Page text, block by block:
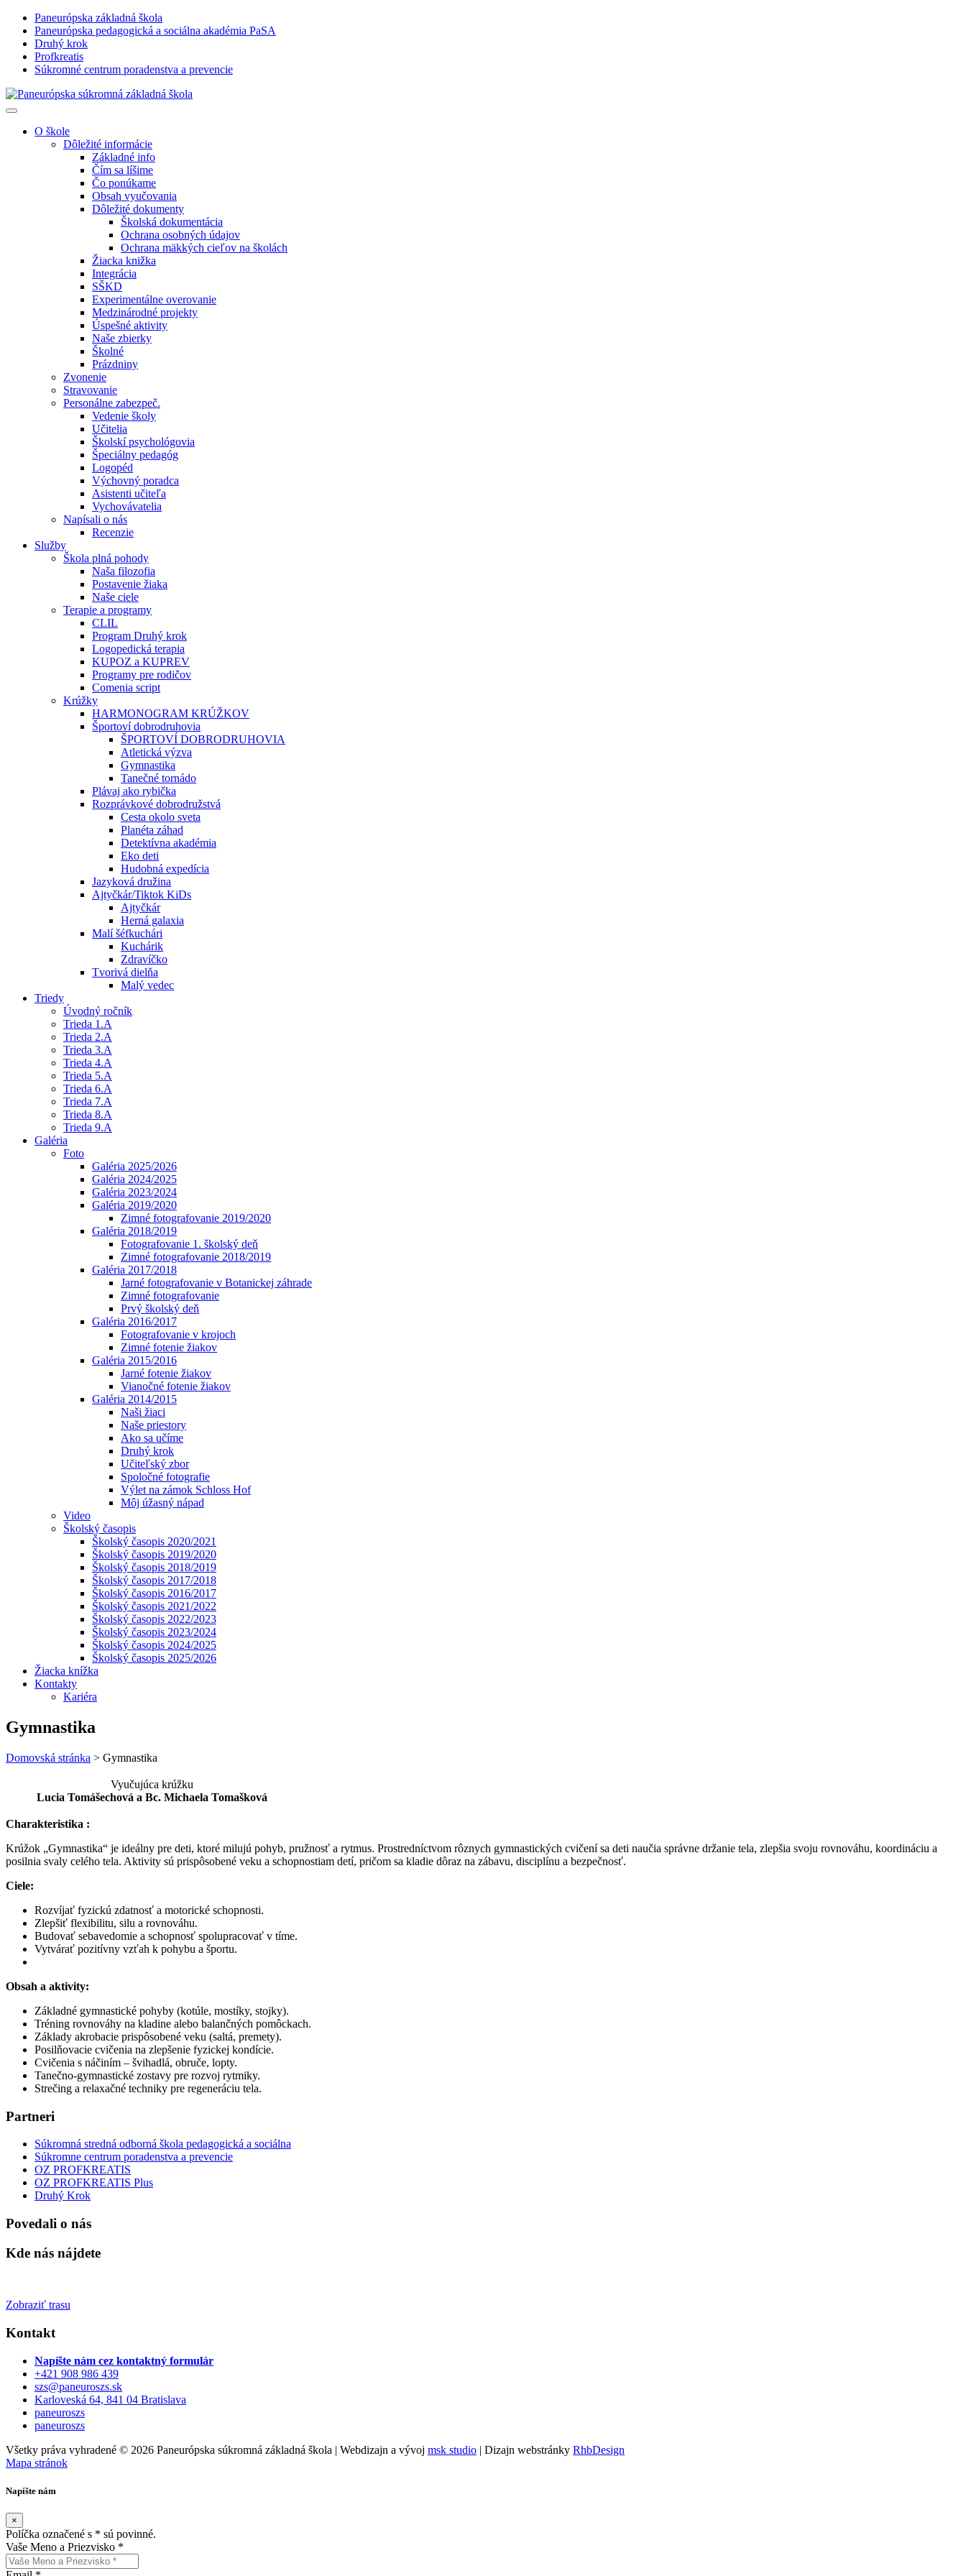
Paneurópska základná škola
Paneurópska pedagogická a sociálna akadémia PaSA
Druhý krok
Profkreatis
Súkromné centrum poradenstva a prevencie
O škole
Dôležité informácie
Základné info
Čím sa líšime
Čo ponúkame
Obsah vyučovania
Dôležité dokumenty
Školská dokumentácia
Ochrana osobných údajov
Ochrana mäkkých cieľov na školách
Žiacka knižka
Integrácia
SŠKD
Experimentálne overovanie
Medzinárodné projekty
Úspešné aktivity
Naše zbierky
Školné
Prázdniny
Zvonenie
Stravovanie
Personálne zabezpeč.
Vedenie školy
Učitelia
Školskí psychológovia
Špeciálny pedagóg
Logopéd
Výchovný poradca
Asistenti učiteľa
Vychovávatelia
Napísali o nás
Recenzie
Služby
Škola plná pohody
Naša filozofia
Postavenie žiaka
Naše ciele
Terapie a programy
CLIL
Program Druhý krok
Logopedická terapia
KUPOZ a KUPREV
Programy pre rodičov
Comenia script
Krúžky
HARMONOGRAM KRÚŽKOV
Športoví dobrodruhovia
ŠPORTOVÍ DOBRODRUHOVIA
Atletická výzva
Gymnastika
Tanečné tornádo
Plávaj ako rybička
Rozprávkové dobrodružstvá
Cesta okolo sveta
Planéta záhad
Detektívna akadémia
Eko deti
Hudobná expedícia
Jazyková družina
Ajtyčkár/Tiktok KiDs
Ajtyčkár
Herná galaxia
Malí šéfkuchári
Kuchárik
Zdravíčko
Tvorivá dielňa
Malý vedec
Triedy
Úvodný ročník
Trieda 1.A
Trieda 2.A
Trieda 3.A
Trieda 4.A
Trieda 5.A
Trieda 6.A
Trieda 7.A
Trieda 8.A
Trieda 9.A
Galéria
Foto
Galéria 2025/2026
Galéria 2024/2025
Galéria 2023/2024
Galéria 2019/2020
Zimné fotografovanie 2019/2020
Galéria 2018/2019
Fotografovanie 1. školský deň
Zimné fotografovanie 2018/2019
Galéria 2017/2018
Jarné fotografovanie v Botanickej záhrade
Zimné fotografovanie
Prvý školský deň
Galéria 2016/2017
Fotografovanie v krojoch
Zimné fotenie žiakov
Galéria 2015/2016
Jarné fotenie žiakov
Vianočné fotenie žiakov
Galéria 2014/2015
Naši žiaci
Naše priestory
Ako sa učíme
Druhý krok
Učiteľský zbor
Spoločné fotografie
Výlet na zámok Schloss Hof
Môj úžasný nápad
Video
Školský časopis
Školský časopis 2020/2021
Školský časopis 2019/2020
Školský časopis 2018/2019
Školský časopis 2017/2018
Školský časopis 2016/2017
Školský časopis 2021/2022
Školský časopis 2022/2023
Školský časopis 2023/2024
Školský časopis 2024/2025
Školský časopis 2025/2026
Žiacka knížka
Kontakty
Kariéra
Gymnastika
Domovská stránka > Gymnastika
Vyučujúca krúžku
Lucia Tomášechová a Bc. Michaela Tomašková
Charakteristika :
Krúžok „Gymnastika“ je ideálny pre deti, ktoré milujú pohyb, pružnosť a rytmus. Prostredníctvom rôznych gymnastických cvičení sa deti naučia správne držanie tela, zlepšia svoju rovnováhu, koordináciu a
posilnia svaly celého tela. Aktivity sú prispôsobené veku a schopnostiam detí, pričom sa kladie dôraz na zábavu, disciplínu a bezpečnosť.
Ciele:
Rozvíjať fyzickú zdatnosť a motorické schopnosti.
Zlepšiť flexibilitu, silu a rovnováhu.
Budovať sebavedomie a schopnosť spolupracovať v tíme.
Vytvárať pozitívny vzťah k pohybu a športu.
Obsah a aktivity:
Základné gymnastické pohyby (kotúle, mostíky, stojky).
Tréning rovnováhy na kladine alebo balančných pomôckach.
Základy akrobacie prispôsobené veku (saltá, premety).
Posilňovacie cvičenia na zlepšenie fyzickej kondície.
Cvičenia s náčiním – švihadlá, obruče, lopty.
Tanečno-gymnastické zostavy pre rozvoj rytmiky.
Strečing a relaxačné techniky pre regeneráciu tela.
Partneri
Súkromná stredná odborná škola pedagogická a sociálna
Súkromne centrum poradenstva a prevencie
OZ PROFKREATIS
OZ PROFKREATIS Plus
Druhý Krok
Povedali o nás
Kde nás nájdete
Zobraziť trasu
Kontakt
Napíšte nám cez kontaktný formulár
+421 908 986 439
szs@paneuroszs.sk
Karloveská 64, 841 04 Bratislava
paneuroszs
paneuroszs
Všetky práva vyhradené © 2026 Paneurópska súkromná základná škola | Webdizajn a vývoj msk studio | Dizajn webstránky RhbDesign
Mapa stránok
Napíšte nám
×
Políčka označené s * sú povinné.
Vaše Meno a Priezvisko *